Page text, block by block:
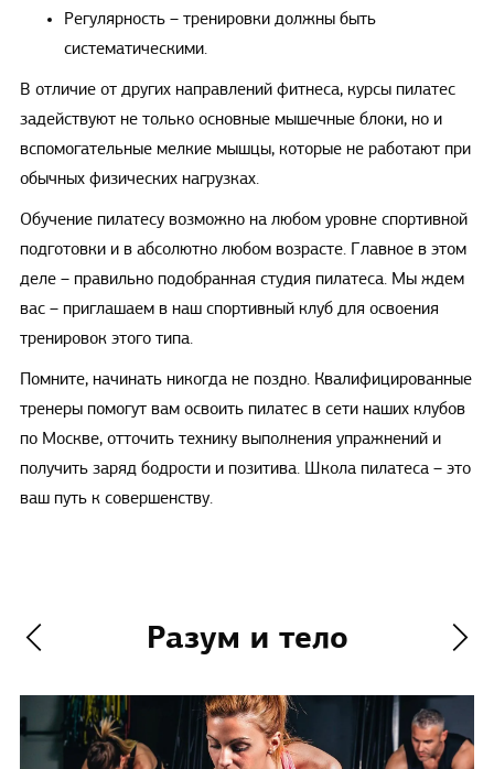
Регулярность – тренировки должны быть
систематическими.
В отличие от других направлений фитнеса, курсы пилатес
задействуют не только основные мышечные блоки, но и
вспомогательные мелкие мышцы, которые не работают при
обычных физических нагрузках.
Обучение пилатесу возможно на любом уровне спортивной
подготовки и в абсолютно любом возрасте. Главное в этом
деле – правильно подобранная студия пилатеса. Мы ждем
вас – приглашаем в наш спортивный клуб для освоения
тренировок этого типа.
Помните, начинать никогда не поздно. Квалифицированные
тренеры помогут вам освоить пилатес в сети наших клубов
по Москве, отточить технику выполнения упражнений и
получить заряд бодрости и позитива. Школа пилатеса – это
ваш путь к совершенству.
Разум и тело